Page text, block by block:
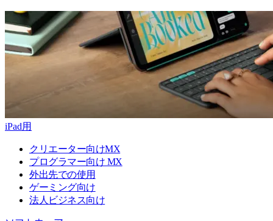
iPad用
クリエーター向けMX
プログラマー向け MX
外出先での使用
ゲーミング向け
法人ビジネス向け